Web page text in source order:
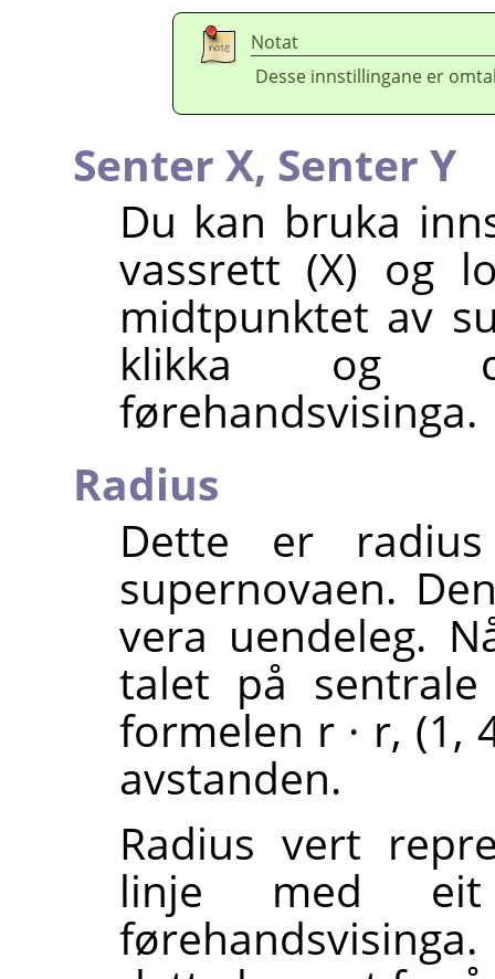
Notat
Desse innstillingane er
Senter X, Senter Y
Du kan bruka
vassrett (X) og
midtpunktet av
klikka og
førehandsvisinga.
Radius
Dette er
supernovaen.
vera uendeleg.
talet på
formelen r · r, (1,
avstanden.
Radius vert
linje med